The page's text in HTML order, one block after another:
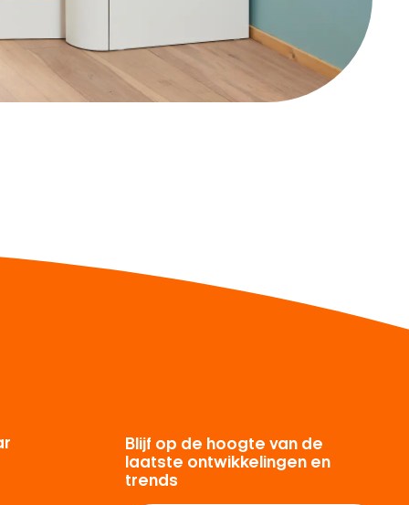
Blijf op de hoogte van de
laatste ontwikkelingen en
trends